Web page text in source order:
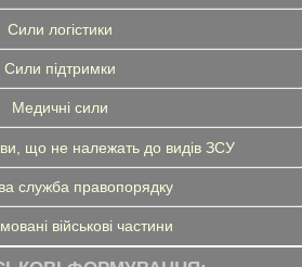
Сили логістики
Сили підтримки
Медичні сили
що не належать до видів ЗСУ
служба правопорядку
військові частини